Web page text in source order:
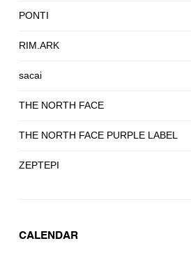
PONTI
RIM.ARK
sacai
THE NORTH FACE
THE NORTH FACE PURPLE LABEL
ZEPTEPI
CALENDAR